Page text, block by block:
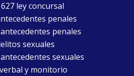
ley concursal
penales
penales
sexuales
sexuales
y monitorio